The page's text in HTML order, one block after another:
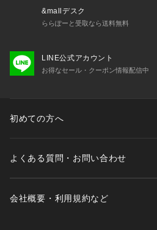
※シューズの製造過程で、接着剤の
生じている場合がありますが、使用
※靴ひもの長さについては、左右
容内とさせていただいております
※ブラウザやお使いのモニター環境
予告なく変更することがあります。
ズ 靴 兼用陸上スパイク 短中長距離
&mallデスク
ららぽーと受取なら送料無料
LINE公式アカウント
お得なセール・クーポン情報配信中
初めての方へ
よくある質問・お問い合わせ
会社概要・利用規約など